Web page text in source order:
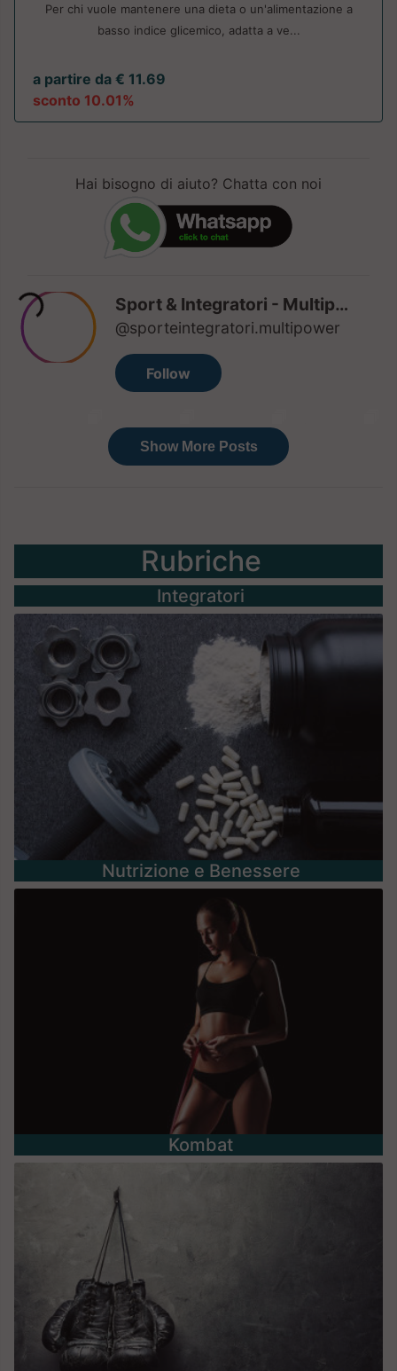
Per chi vuole mantenere una dieta o un'alimentazione a
basso indice glicemico, adatta a ve...
a partire da € 11.69
sconto 10.01%
Hai bisogno di aiuto? Chatta con noi
Rubriche
Integratori
Nutrizione e Benessere
Kombat